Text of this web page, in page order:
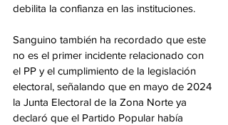
debilita la confianza en las instituciones.
Sanguino también ha recordado que este
no es el primer incidente relacionado con
el PP y el cumplimiento de la legislación
electoral, señalando que en mayo de 2024
la Junta Electoral de la Zona Norte ya
declaró que el Partido Popular había